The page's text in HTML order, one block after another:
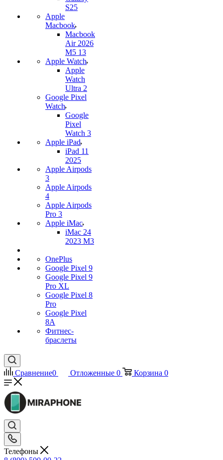
S25
Apple
Macbook
Macbook
Air 2026
M5 13
Apple Watch
Apple
Watch
Ultra 2
Google Pixel
Watch
Google
Pixel
Watch 3
Apple iPad
iPad 11
2025
Apple Airpods
3
Apple Airpods
4
Apple Airpods
Pro 3
Apple iMac
iMac 24
2023 M3
OnePlus
Google Pixel 9
Google Pixel 9
Pro XL
Google Pixel 8
Pro
Google Pixel
8A
Фитнес-
браслеты
Сравнение0 Отложенные 0 Корзина 0
Телефоны